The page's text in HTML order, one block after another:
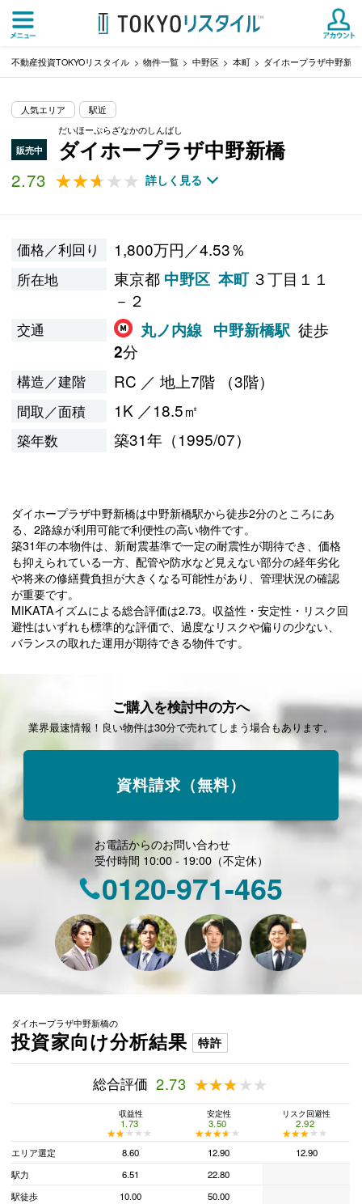
不動産投資TOKYOリスタイル 物件一覧 中野区 本町 ダイホープラザ中野新橋
人気エリア 駅近
販売中
だいほーぷらざなかのしんばし
ダイホープラザ中野新橋
2.73 ★★★★★
★★★★★ 詳しく見る
価格／利回り 1,800万円／4.53％
所在地 東京都 中野区 本町 ３丁目１１
－２
交通 丸ノ内線 中野新橋駅 徒歩
2分
構造／建階 RC ／ 地上7階 （3階）
間取／面積 1K ／18.5㎡
築年数 築31年（1995/07）
ダイホープラザ中野新橋は中野新橋駅から徒歩2分のところにあ
る、2路線が利用可能で利便性の高い物件です。
築31年の本物件は、新耐震基準で一定の耐震性が期待でき、価格
も抑えられている一方、配管や防水など見えない部分の経年劣化
や将来の修繕費負担が大きくなる可能性があり、管理状況の確認
が重要です。
MIKATAイズムによる総合評価は2.73。収益性・安定性・リスク回
避性はいずれも標準的な評価で、過度なリスクや偏りの少ない、
バランスの取れた運用が期待できる物件です。
ご購入を検討中の方へ
業界最速情報！良い物件は30分で売れてしまう場合もあります。
資料請求（無料）
お電話からのお問い合わせ
受付時間 10:00 - 19:00（不定休）
0120-971-465
ダイホープラザ中野新橋の
投資家向け分析結果 特許
総合評価 2.73 ★★★★★
★★★★★
収益性
1.73
★★★★★
★★★★★
安定性
3.50
★★★★★
★★★★★
リスク回避性
2.92
★★★★★
★★★★★
エリア選定
8.60 12.90
12.90
駅力
6.51
22.80
駅徒歩
10.00
50.00